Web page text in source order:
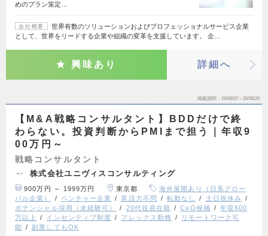
めのプラン策定…
会社概要
世界有数のソリューションおよびプロフェッショナルサービス企業
として、世界をリードする企業や組織の変革を支援しています。 企…
興味あり 詳細へ
掲載期間 26/08/07～26/08/20
【M&A戦略コンサルタント】BDDだけで終
わらない。投資判断からPMIまで担う｜年収9
00万円～
戦略コンサルタント
株式会社ユニヴィスコンサルティング
900万円 ～ 1999万円 東京都
海外展開あり（日系グロー
バル企業）
ベンチャー企業 英語力不問 転勤なし
土日祝休み
ポテンシャル採用（未経験可）
20代役員在籍 CxO候補
年収600
万以上
インセンティブ制度 フレックス勤務
リモートワーク可
能
副業してもOK